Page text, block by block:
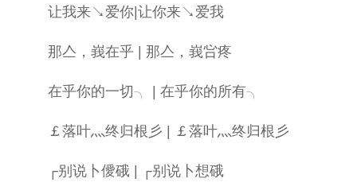
让我来↘爱你|让你来↘爱我
那亼，峩在乎 | 那亼，峩吢疼
在乎你的一切╮ | 在乎你的所有╮
￡落叶灬终归根彡 | ￡落叶灬终归根彡
┌别说卜僾硪 | ┌别说卜想硪